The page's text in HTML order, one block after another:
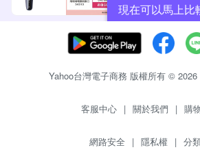
現在可以馬上比
Yahoo台灣電子商務 版權所有 ©
客服中心 | 關於我們 | 購
網路安全 | 隱私權 | 分